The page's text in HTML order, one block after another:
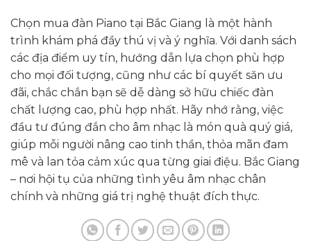
Chọn mua đàn Piano tại Bắc Giang là một hành
trình khám phá đầy thú vị và ý nghĩa. Với danh sách
các địa điểm uy tín, hướng dẫn lựa chọn phù hợp
cho mọi đối tượng, cũng như các bí quyết săn ưu
đãi, chắc chắn bạn sẽ dễ dàng sở hữu chiếc đàn
chất lượng cao, phù hợp nhất. Hãy nhớ rằng, việc
đầu tư đúng đắn cho âm nhạc là món quà quý giá,
giúp mỗi người nâng cao tinh thần, thỏa mãn đam
mê và lan tỏa cảm xúc qua từng giai điệu. Bắc Giang
– nơi hội tụ của những tình yêu âm nhạc chân
chính và những giá trị nghệ thuật đích thực.